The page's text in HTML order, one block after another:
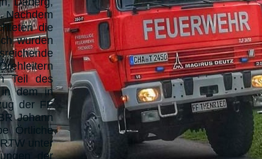
Nachdem
die
wurden
Teil des
in dem in
der FF
Johann
Örtliche
unter
der